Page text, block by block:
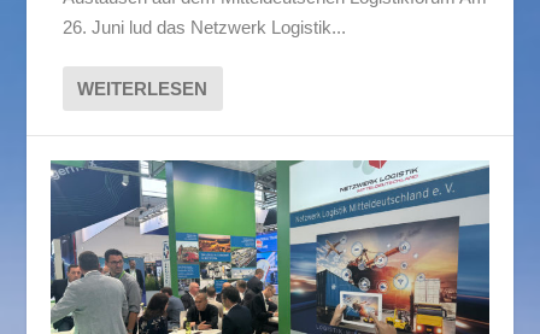
26. Juni lud das Netzwerk Logistik...
WEITERLESEN